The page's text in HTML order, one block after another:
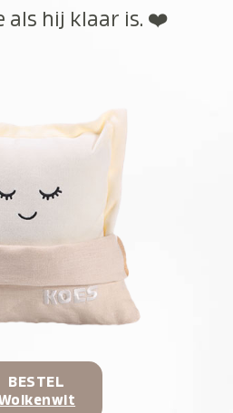
als hij klaar is. ❤️
BESTEL